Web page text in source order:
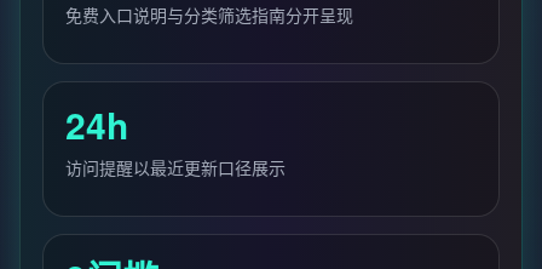
免费入口说明与分类筛选指南分开呈现
24h
访问提醒以最近更新口径展示